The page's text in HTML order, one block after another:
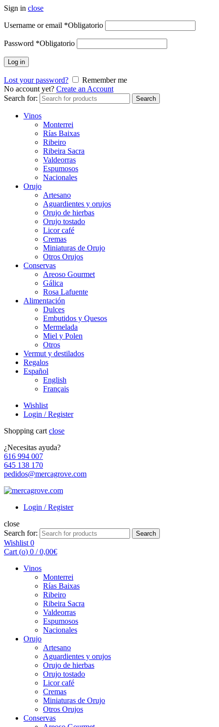
Sign in close
Username or email *Obligatorio
Password *Obligatorio
Log in
Lost your password?
Remember me
No account yet? Create an Account
Search for:
Search
Vinos
Monterrei
Rías Baixas
Ribeiro
Ribeira Sacra
Valdeorras
Espumosos
Nacionales
Orujo
Artesano
Aguardientes y orujos
Orujo de hierbas
Orujo tostado
Licor café
Cremas
Miniaturas de Orujo
Otros Orujos
Conservas
Areoso Gourmet
Gálica
Rosa Lafuente
Alimentación
Dulces
Embutidos y Quesos
Mermelada
Miel y Polen
Otros
Vermut y destilados
Regalos
Español
English
Français
Wishlist
Login / Register
Shopping cart close
¿Necesitas ayuda?
616 994 007
645 138 170
pedidos@mercagrove.com
Login / Register
close
Search for:
Search
Wishlist 0
Cart (o) 0 / 0,00€
Vinos
Monterrei
Rías Baixas
Ribeiro
Ribeira Sacra
Valdeorras
Espumosos
Nacionales
Orujo
Artesano
Aguardientes y orujos
Orujo de hierbas
Orujo tostado
Licor café
Cremas
Miniaturas de Orujo
Otros Orujos
Conservas